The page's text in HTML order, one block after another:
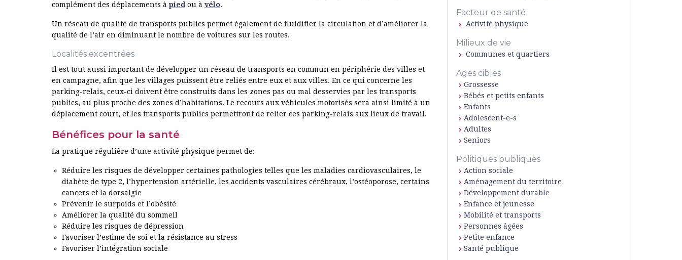
complément des déplacements à pied ou à vélo.
Un réseau de qualité de transports publics permet également de fluidifier la circulation et d’améliorer la
qualité de l’air en diminuant le nombre de voitures sur les routes.
Localités excentrées
Il est tout aussi important de développer un réseau de transports en commun en périphérie des villes et
en campagne, afin que les villages puissent être reliés entre eux et aux villes. En ce qui concerne les
parking-relais, ceux-ci doivent être construits dans les zones pas ou mal desservies par les transports
publics, au plus proche des zones d’habitations. Le recours aux véhicules motorisés sera ainsi limité à un
déplacement court, et les transports publics permettront de relier ces parking-relais aux lieux de travail.
Bénéfices pour la santé
La pratique régulière d’une activité physique permet de:
Réduire les risques de développer certaines pathologies telles que les maladies cardiovasculaires, le
diabète de type 2, l’hypertension artérielle, les accidents vasculaires cérébraux, l’ostéoporose, certains
cancers et la dorsalgie
Prévenir le surpoids et l’obésité
Améliorer la qualité du sommeil
Réduire les risques de dépression
Favoriser l’estime de soi et la résistance au stress
Favoriser l’intégration sociale
Facteur de santé
Activité physique
Milieux de vie
Communes et quartiers
Ages cibles
Grossesse
Bébés et petits enfants
Enfants
Adolescent-e-s
Adultes
Seniors
Politiques publiques
Action sociale
Aménagement du territoire
Développement durable
Enfance et jeunesse
Mobilité et transports
Personnes âgées
Petite enfance
Santé publique